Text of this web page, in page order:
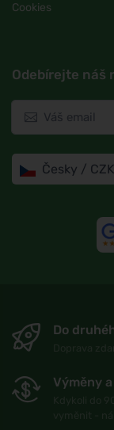
Cookies
Odebírejte náš
Česky / CZK
Do
Výměny